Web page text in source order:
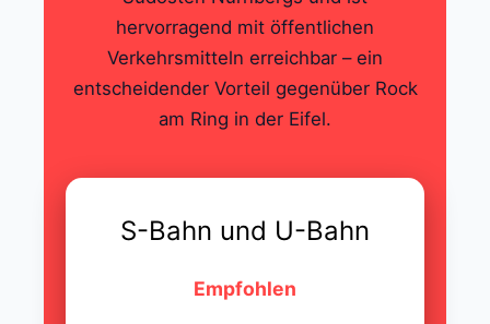
hervorragend mit öffentlichen
Verkehrsmitteln erreichbar – ein
entscheidender Vorteil gegenüber Rock
am Ring in der Eifel.
S-Bahn und U-Bahn
Empfohlen